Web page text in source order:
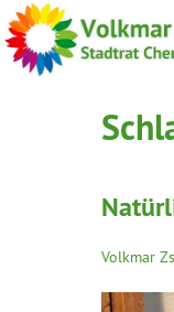
Volkmar